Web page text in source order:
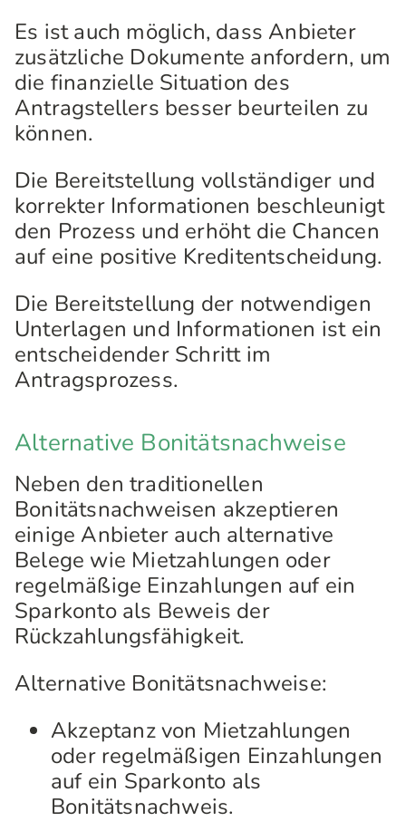
Es ist auch möglich, dass Anbieter
zusätzliche Dokumente anfordern, um
die finanzielle Situation des
Antragstellers besser beurteilen zu
können.
Die Bereitstellung vollständiger und
korrekter Informationen beschleunigt
den Prozess und erhöht die Chancen
auf eine positive Kreditentscheidung.
Die Bereitstellung der notwendigen
Unterlagen und Informationen ist ein
entscheidender Schritt im
Antragsprozess.
Alternative Bonitätsnachweise
Neben den traditionellen
Bonitätsnachweisen akzeptieren
einige Anbieter auch alternative
Belege wie Mietzahlungen oder
regelmäßige Einzahlungen auf ein
Sparkonto als Beweis der
Rückzahlungsfähigkeit.
Alternative Bonitätsnachweise:
Akzeptanz von Mietzahlungen
oder regelmäßigen Einzahlungen
auf ein Sparkonto als
Bonitätsnachweis.